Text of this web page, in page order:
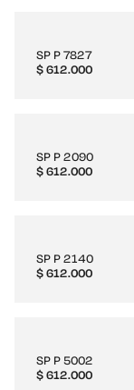
SP P 7827
$612.000
SP P 2090
$612.000
SP P 2140
$612.000
SP P 5002
$612.000